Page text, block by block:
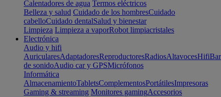
Calentadores de agua Termos eléctricos
Belleza y salud Cuidado de los hombresCuidado
cabelloCuidado dentalSalud y bienestar
Limpieza Limpieza a vaporRobot limpiacristales
Electrónica
Audio y hifi
AuricularesAdaptadoresReproductoresRadiosAltavocesHifi
de sonidoAudio car y GPSMicrófonos
Informática
AlmacenamientoTabletsComplementosPortátilesImpresoras
Gaming & streaming Monitores gamingAccesorios